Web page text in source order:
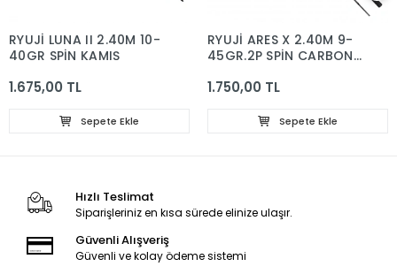
RYUJİ LUNA II 2.40M 10-
40GR SPİN KAMIŞ
1.675,00 TL
Sepete Ekle
RYUJİ ARES X 2.40M 9-
45GR.2P SPİN CARBON
1.750,00 TL
Sepete Ekle
Hızlı Teslimat
Siparişleriniz en kısa sürede elinize ulaşır.
Güvenli Alışveriş
Güvenli ve kolay ödeme sistemi